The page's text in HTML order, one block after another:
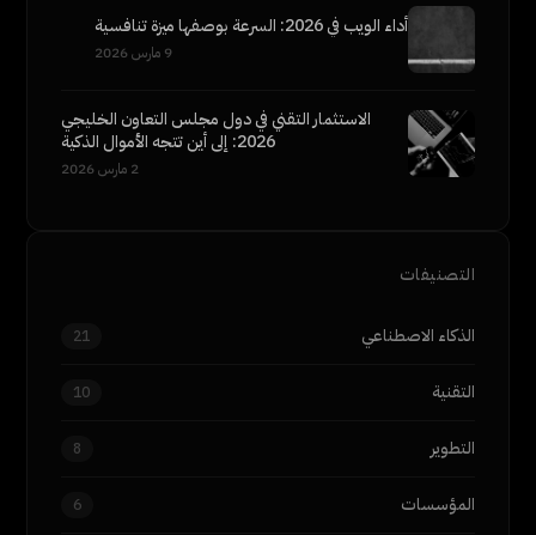
أداء الويب في 2026: السرعة بوصفها ميزة تنافسية
9 مارس 2026
الاستثمار التقني في دول مجلس التعاون الخليجي
2026: إلى أين تتجه الأموال الذكية
2 مارس 2026
التصنيفات
الذكاء الاصطناعي 21
التقنية 10
التطوير 8
المؤسسات 6